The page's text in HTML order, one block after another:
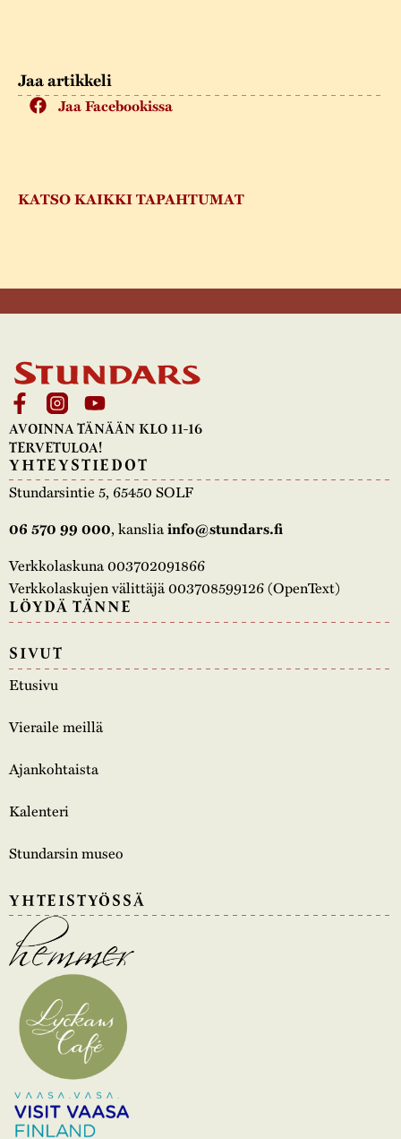
Jaa artikkeli
Jaa Facebookissa
KATSO KAIKKI TAPAHTUMAT
AVOINNA TÄNÄÄN KLO 11-16
TERVETULOA!
YHTEYSTIEDOT
Stundarsintie 5, 65450 SOLF
06 570 99 000, kansliainfo@stundars.fi
Verkkolaskuna 003702091866
Verkkolaskujen välittäjä 003708599126 (OpenText)
LÖYDÄ TÄNNE
SIVUT
Etusivu
Vieraile meillä
Ajankohtaista
Kalenteri
Stundarsin museo
YHTEISTYÖSSÄ